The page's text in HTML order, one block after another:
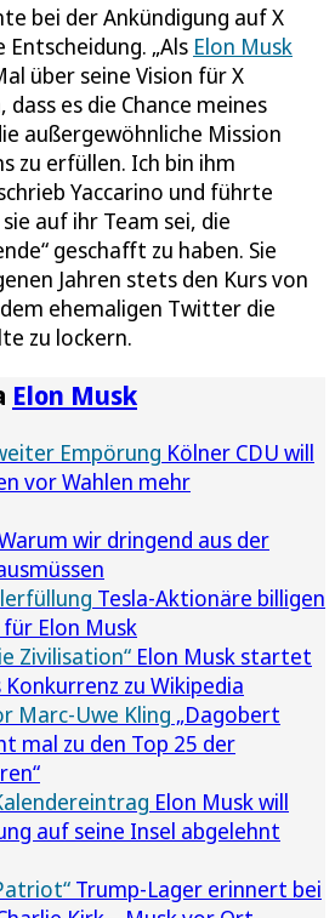
bei der Ankündigung auf X
„Als Elon Musk
über seine Vision für X
es die Chance meines
außergewöhnliche Mission
zu erfüllen. Ich bin ihm
Yaccarino und führte
auf ihr Team sei, die
geschafft zu haben. Sie
Jahren stets den Kurs von
ehemaligen Twitter die
zu lockern.
Elon Musk
Empörung Kölner CDU will
vor Wahlen mehr
wir dringend aus der
Tesla-Aktionäre billigen
Elon Musk
Zivilisation“ Elon Musk startet
Konkurrenz zu Wikipedia
Marc-Uwe Kling „Dagobert
mal zu den Top 25 der
Elon Musk will
auf seine Insel abgelehnt
Trump-Lager erinnert bei